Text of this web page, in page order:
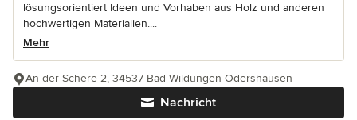
lösungsorientiert Ideen und Vorhaben aus Holz und anderen
hochwertigen Materialien....
Mehr
Nachricht
An der Schere 2, 34537 Bad Wildungen-Odershausen